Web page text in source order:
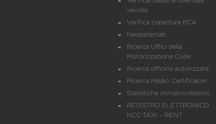
veicolo
Verifica copertura RCA
Neopatentati
Ricerca Uffici della
Motorizzazione Civile
Ricerca officine autorizzate
Ricerca Medici Certificatori
Statistiche immatricolazioni
REGISTRO ELETTRONICO
NCC TAXI – RENT